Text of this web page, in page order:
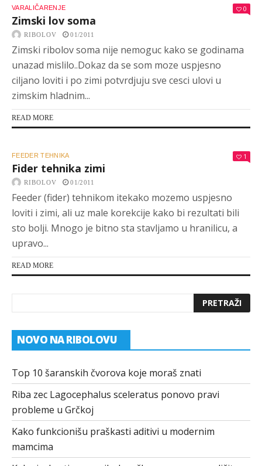
VARALIČARENJE 0
Zimski lov soma
RIBOLOV 01/2011
Zimski ribolov soma nije nemoguc kako se godinama
unazad mislilo..Dokaz da se som moze uspjesno
ciljano loviti i po zimi potvrdjuju sve cesci ulovi u
zimskim hladnim...
READ MORE
FEEDER TEHNIKA 1
Fider tehnika zimi
RIBOLOV 01/2011
Feeder (fider) tehnikom itekako mozemo uspjesno
loviti i zimi, ali uz male korekcije kako bi rezultati bili
sto bolji. Mnogo je bitno sta stavljamo u hranilicu, a
upravo...
READ MORE
NOVO NA RIBOLOVU
Top 10 šaranskih čvorova koje moraš znati
Riba zec Lagocephalus sceleratus ponovo pravi
probleme u Grčkoj
Kako funkcionišu praškasti aditivi u modernim
mamcima